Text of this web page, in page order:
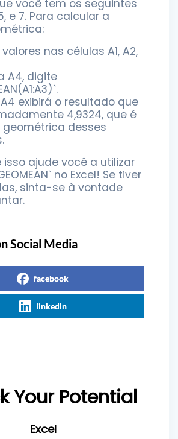
você tem os seguintes
e 7. Para calcular a
nas células A1, A2,
A4, digite
exibirá o resultado que
4,9324, que é
desses
isso ajude você a utilizar
no Excel! Se tiver
sinta-se à vontade
Social Media
facebook
linkedin
Your Potential
Excel